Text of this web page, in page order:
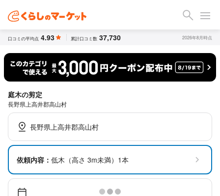
口コミの平均点 4.93 累計口コミ数 37,730 2026年8月時点
庭木の剪定
長野県上高井郡高山村
長野県上高井郡高山村
依頼内容： 低木（高さ 3m未満）1本